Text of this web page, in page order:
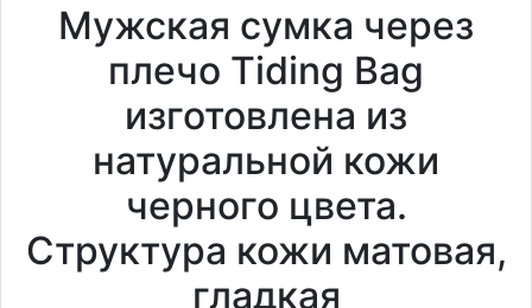
Мужская сумка через
плечо Tiding Bag
изготовлена из
натуральной кожи
черного цвета.
Структура кожи матовая,
гладкая